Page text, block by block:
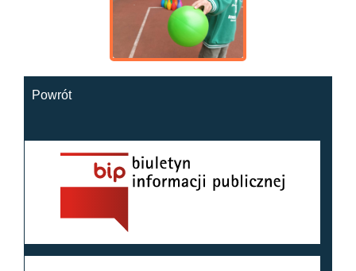
Powrót